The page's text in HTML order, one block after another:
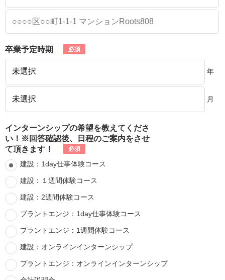
卒業予定時期
年
月
インターンシップの希望を教えてくださ
い！※回答確認後、日程のご案内をさせ
て頂きます！
建設：1day仕事体験コース
建設：１週間体験コース
建設：2週間体験コース
プラントエンジ：1day仕事体験コース
プラントエンジ：1週間体験コース
建設：オンラインインターンシップ
プラントエンジ：オンラインインターンシップ